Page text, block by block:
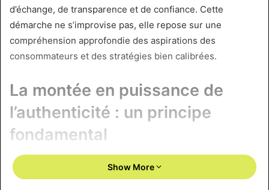
d’échange, de transparence et de confiance. Cette
démarche ne s’improvise pas, elle repose sur une
compréhension approfondie des aspirations des
consommateurs et des stratégies bien calibrées.
La montée en puissance de
l’authenticité : un principe
fondamental
Les études récentes montrent que 89% des
consommateurs déclarent que l’authenticité d’une marque
Show More